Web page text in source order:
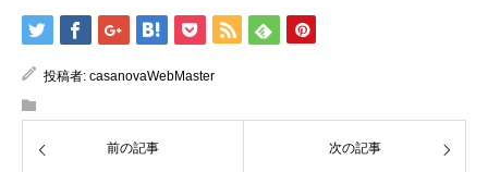
投稿者: casanovaWebMaster
前の記事 次の記事